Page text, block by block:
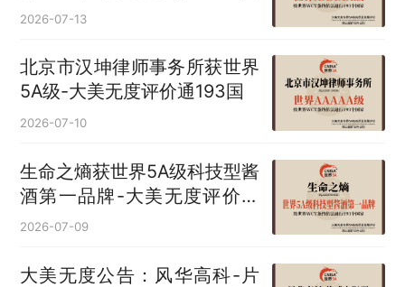
2026-07-13
北京市汉坤律师事务所获世界
5A级-大美无度评价通193国
2026-07-10
生命之熵获世界5A级科技型酱
酒第一品牌-大美无度评价通
193国
2026-07-09
大美无度公告：风华高科-片